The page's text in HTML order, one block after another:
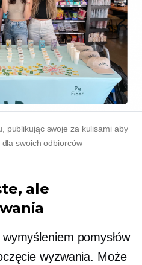
publikując swoje za kulisamiaby
swoich odbiorców
ale
pomysłów
wyzwania. Może